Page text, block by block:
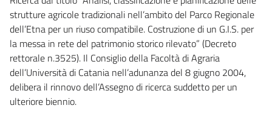
strutture agricole tradizionali nell’ambito del Parco Regionale
dell’Etna per un riuso compatibile. Costruzione di un G.I.S. per
la messa in rete del patrimonio storico rilevato” (Decreto
rettorale n.3525). Il Consiglio della Facoltà di Agraria
dell’Università di Catania nell’adunanza del 8 giugno 2004,
delibera il rinnovo dell’Assegno di ricerca suddetto per un
ulteriore biennio.